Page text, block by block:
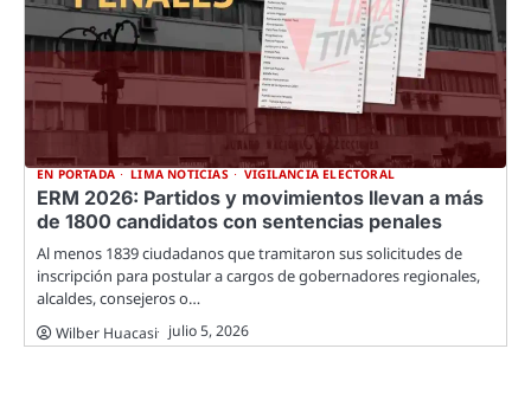
EN PORTADA LIMA NOTICIAS VIGILANCIA ELECTORAL
ERM 2026: Partidos y movimientos llevan a más
de 1800 candidatos con sentencias penales
Al menos 1839 ciudadanos que tramitaron sus solicitudes de
inscripción para postular a cargos de gobernadores regionales,
alcaldes, consejeros o…
Wilber Huacasi julio 5, 2026